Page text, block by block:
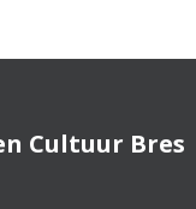
Cultuur Bres